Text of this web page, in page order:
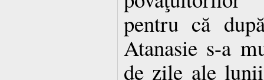
pentru că
Atanasie s-a
de zile ale